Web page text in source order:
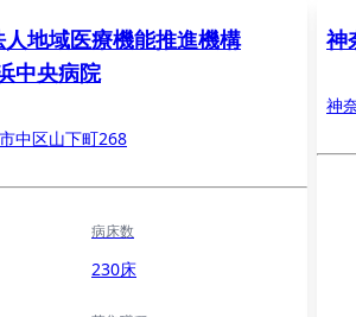
地域医療機能推進機構
中央病院
中区山下町268
病床数
230床
神
神